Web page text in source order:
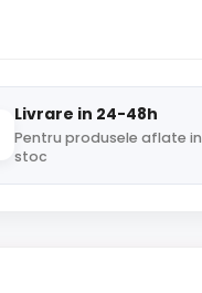
Livrare in 24-48h
Pentru produsele aflate in
stoc